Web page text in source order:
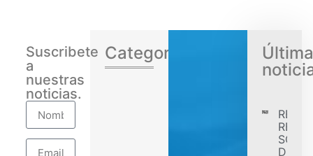
Suscribete
a
nuestras
noticias.
Categorias